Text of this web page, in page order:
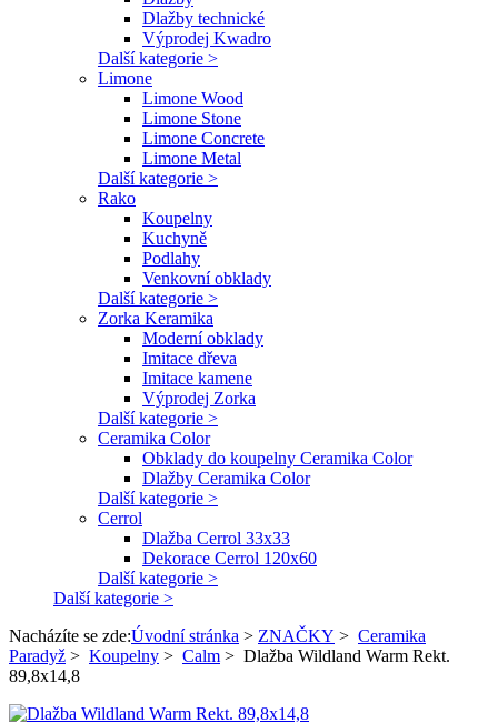
Dlažby technické
Výprodej Kwadro
Další kategorie >
Limone
Limone Wood
Limone Stone
Limone Concrete
Limone Metal
Další kategorie >
Rako
Koupelny
Kuchyně
Podlahy
Venkovní obklady
Další kategorie >
Zorka Keramika
Moderní obklady
Imitace dřeva
Imitace kamene
Výprodej Zorka
Další kategorie >
Ceramika Color
Obklady do koupelny Ceramika Color
Dlažby Ceramika Color
Další kategorie >
Cerrol
Dlažba Cerrol 33x33
Dekorace Cerrol 120x60
Další kategorie >
Další kategorie >
Nacházíte se zde:Úvodní stránka > ZNAČKY > Ceramika
Paradyž > Koupelny > Calm > Dlažba Wildland Warm Rekt.
89,8x14,8